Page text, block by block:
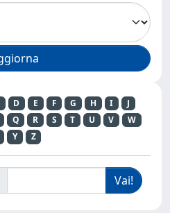
D E F G H I
J
Q R S T U V
W
Y Z